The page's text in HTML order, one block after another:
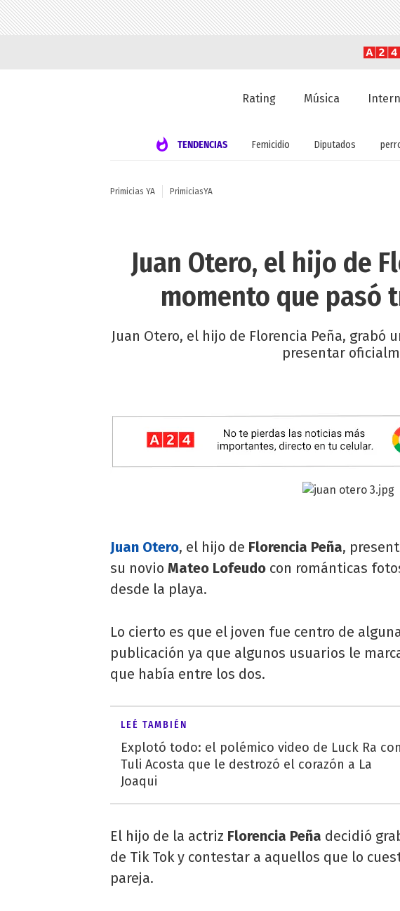
Rating Música
TENDENCIAS Femicidio Diputados
Primicias YA PrimiciasYA
Juan Otero, el hijo de
momento que pasó
Juan Otero, el hijo de Florencia Peña,
presentar
Juan Otero, el hijo de Florencia Peña,
su novio Mateo Lofeudo con románticas
desde la playa.
Lo cierto es que el joven fue centro de
publicación ya que algunos usuarios le
que había entre los dos.
LEÉ TAMBIÉN
Explotó todo: el polémico video de Luck Ra con
Tuli Acosta que le destrozó el corazón a La
Joaqui
El hijo de la actriz Florencia Peña decidió
de Tik Tok y contestar a aquellos que lo
pareja.